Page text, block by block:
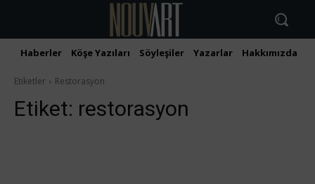
Haberler Köşe Yazıları Söyleşiler Yazarlar Hakkımızda
Etiketler Restorasyon
Etiket: restorasyon